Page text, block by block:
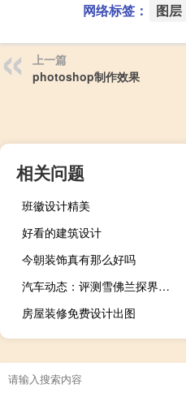
网络标签： 图层
上一篇
photoshop制作效果
相关问题
班徽设计精美
好看的建筑设计
今朝装饰真有那么好吗
汽车动态：评测雪佛兰探界者怎么样及广汽传祺GS8多少钱
房屋装修免费设计出图